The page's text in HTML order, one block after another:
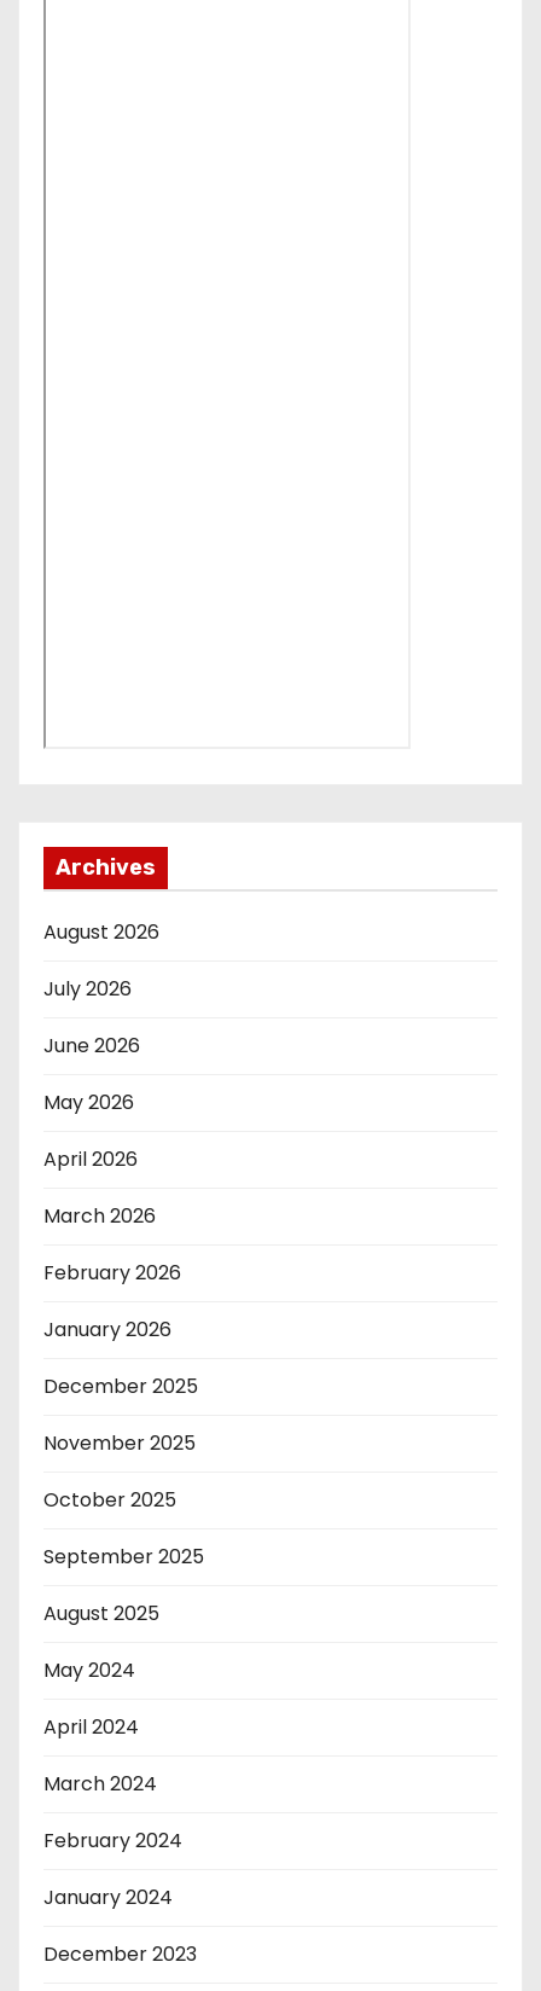
Archives
August 2026
July 2026
June 2026
May 2026
April 2026
March 2026
February 2026
January 2026
December 2025
November 2025
October 2025
September 2025
August 2025
May 2024
April 2024
March 2024
February 2024
January 2024
December 2023